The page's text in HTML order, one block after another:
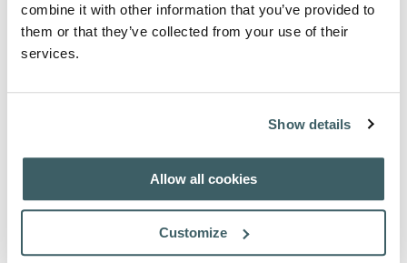
combine it with other information that you’ve provided to
them or that they’ve collected from your use of their
services.
Show details
Allow all cookies
Customize
Informazioni sull'Autore
Ruggero di Marston (ca. 1235-1303)
Questioni disputate e Questioni quodlibetali.
Informazione sulla Collana
Bibliotheca Franciscana Scholastica Medii Aevi, 1957 et seqq.